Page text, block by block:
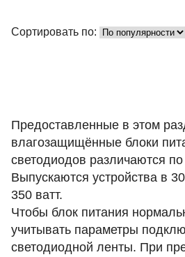
Сортировать по:
Предоставленные в этом
влагозащищённые блоки
светодиодов различаются
Выпускаются устройства в
350 ватт.
Чтобы блок питания
учитывать параметры
светодиодной ленты. При